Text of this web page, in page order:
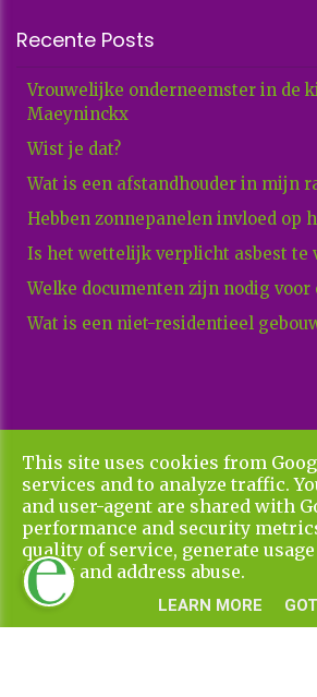
Recente Posts
Vrouwelijke onderneemster in de
Maeyninckx
Wist je dat?
Wat is een afstandhouder in mijn
Hebben zonnepanelen invloed op
Is het wettelijk verplicht asbest te
Welke documenten zijn nodig voor
Wat is een niet-residentieel
Copyright All Rights Reserved ©
Privacy & Cookies
UP-TO-DATE
This site uses cookies from
services and to analyze traffic.
and user-agent are shared with
performance and security
quality of service, generate
detect and address abuse.
LEARN MORE